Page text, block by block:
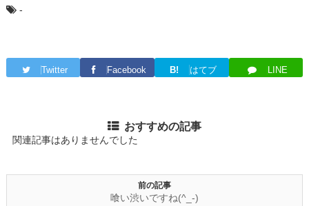
-
Twitter Facebook B! はてブ LINE
おすすめの記事
関連記事はありませんでした
前の記事
喰い渋いですね(^_-)